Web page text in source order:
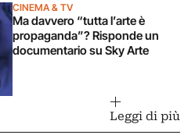
CINEMA & TV
Ma davvero “tutta l’arte è
propaganda”? Risponde un
documentario su Sky Arte
Leggi di più